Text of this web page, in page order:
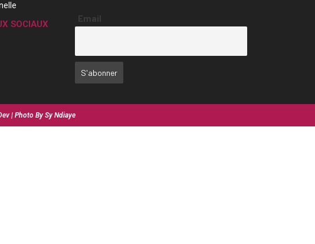
SOCIAUX
Email
| Photo By Sy Ndiaye